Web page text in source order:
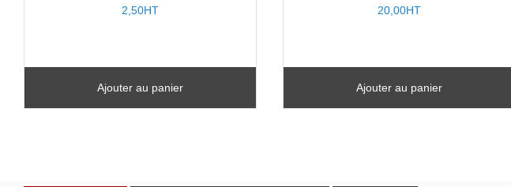
2,50HT
Ajouter au panier
20,00HT
Ajouter au panier